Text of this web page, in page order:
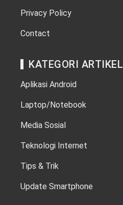
Privacy Policy
Contact
KATEGORI ARTIKEL
Aplikasi Android
Laptop/Notebook
Media Sosial
Teknologi Internet
Tips & Trik
Update Smartphone